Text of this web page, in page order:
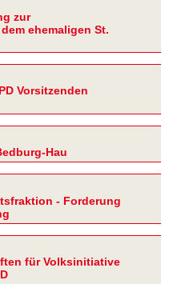
zur
ehemaligen St.
Vorsitzenden
Hau
- Forderung
für Volksinitiative